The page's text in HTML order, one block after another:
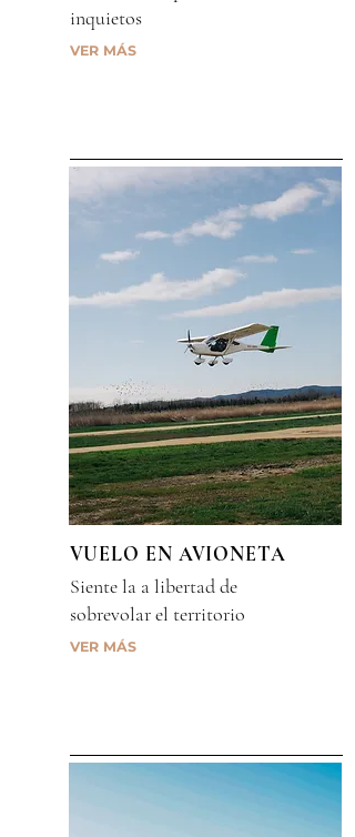
inquietos
VER MÁS
VUELO EN AVIONETA
Siente la a libertad de
sobrevolar el territorio
VER MÁS